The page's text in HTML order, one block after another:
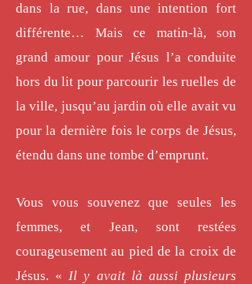
dans la rue, dans une intention fort
différente… Mais ce matin-là, son
grand amour pour Jésus l’a conduite
hors du lit pour parcourir les ruelles de
la ville, jusqu’au jardin où elle avait vu
pour la dernière fois le corps de Jésus,
étendu dans une tombe d’emprunt.
Vous vous souvenez que seules les
femmes, et Jean, sont restées
courageusement au pied de la croix de
Jésus. « Il y avait là aussi plusieurs